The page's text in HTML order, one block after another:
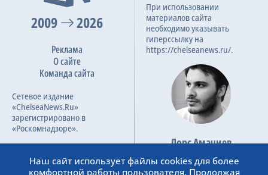
2009 2026
Реклама
О сайте
Команда сайта
Сетевое издание
«ChelseaNews.Ru»
зарегистрировано в
«Роскомнадзоре».
ФС 77 – 87138.
При использовании
материалов сайта
необходимо указывать
гиперссылку на
https://chelseanews.ru/.
Лорс Амачиев
Основатель сайта
admin@chelseanews.ru
Наш сайт использует файлы cookies для более
комфортной работы пользователя. Продолжая